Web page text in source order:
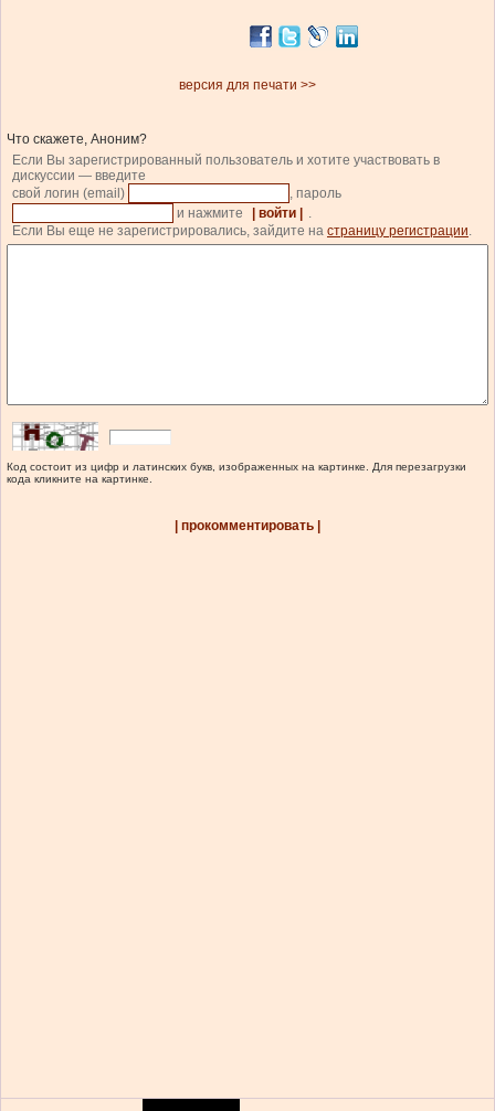
версия для печати >>
Что скажете, Аноним?
Если Вы зарегистрированный пользователь и хотите участвовать в
дискуссии — введите
свой логин (email)
, пароль
и нажмите
| войти |
.
Если Вы еще не зарегистрировались, зайдите на страницу регистрации.
Код состоит из цифр и латинских букв, изображенных на картинке. Для перезагрузки
кода кликните на картинке.
| прокомментировать |